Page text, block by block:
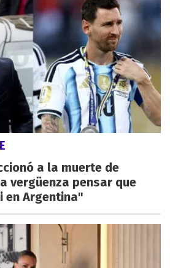
a la muerte de
vergüenza pensar que
en Argentina"